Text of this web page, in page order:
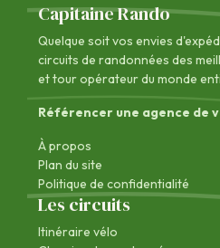
Capitaine Rando
Quelque soit vos envies
circuits de randonnées des
et tour opérateur du monde
Référencer une agence de
À propos
Plan du site
Politique de confidentialité
Les circuits
Itinéraire vélo